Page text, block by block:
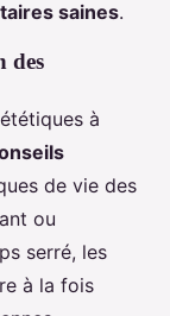
saines.
des
à
de vie des
ou
serré, les
à la fois